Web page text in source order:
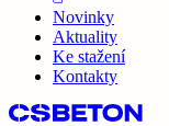
Novinky
Aktuality
Ke stažení
Kontakty